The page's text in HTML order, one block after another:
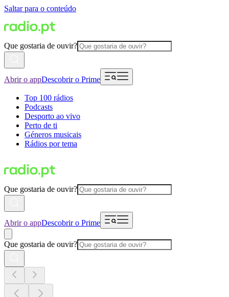
Saltar para o conteúdo
Que gostaria de ouvir?
Abrir o appDescobrir o Prime
Top 100 rádios
Podcasts
Desporto ao vivo
Perto de ti
Géneros musicais
Rádios por tema
Que gostaria de ouvir?
Abrir o appDescobrir o Prime
Que gostaria de ouvir?